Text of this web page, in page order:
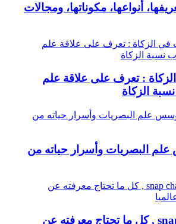
أنواعها، مكوناتها، ومجالات
: تعرف على علاقة علم
الزكاة
البصريات وأسرار حياته من
سناب شات snap chat , كل ما تحتاج معرفته عن